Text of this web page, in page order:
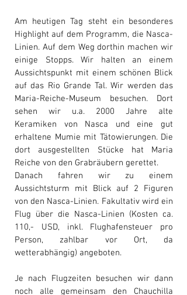
Am heutigen Tag steht ein besonderes
Highlight auf dem Programm, die Nasca-
Linien. Auf dem Weg dorthin machen wir
einige Stopps. Wir halten an einem
Aussichtspunkt mit einem schönen Blick
auf das Rio Grande Tal. Wir werden das
Maria-Reiche-Museum besuchen. Dort
sehen wir u.a. 2000 Jahre alte
Keramiken von Nasca und eine gut
erhaltene Mumie mit Tätowierungen. Die
dort ausgestellten Stücke hat Maria
Reiche von den Grabräubern gerettet.
Danach fahren wir zu einem
Aussichtsturm mit Blick auf 2 Figuren
von den Nasca-Linien. Fakultativ wird ein
Flug über die Nasca-Linien (Kosten ca.
110,- USD, inkl. Flughafensteuer pro
Person, zahlbar vor Ort, da
wetterabhängig) angeboten.
Je nach Flugzeiten besuchen wir dann
noch alle gemeinsam den Chauchilla